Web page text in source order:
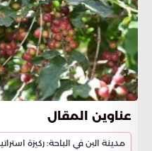
عناوين المقال
مدينة البن في الباحة: ركيزة